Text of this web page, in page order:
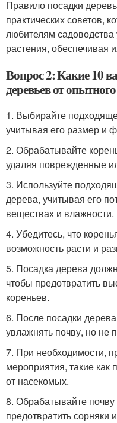
Правило посадки
практических советов,
любителям
растения, обеспечивая
Вопрос 2: Какие 10
деревьев от
1. Выбирайте
учитывая его размер и
2. Обрабатывайте
удаляя поврежденные
3. Используйте
дерева, учитывая его
веществах и влажности.
4. Убедитесь, что
возможность расти и
5. Посадка дерева
чтобы предотвратить
кореньев.
6. После посадки
увлажнять почву, но не
7. При необходимости,
мероприятия, такие как
от насекомых.
8. Обрабатывайте почву
предотвратить сорняки